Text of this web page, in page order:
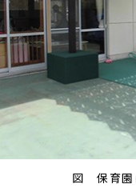
図 保育園